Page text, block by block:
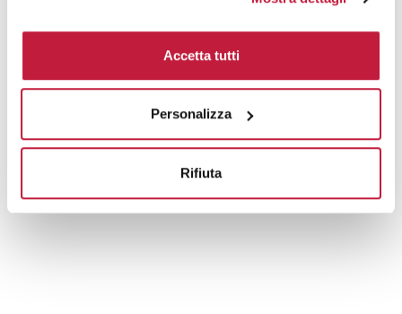
Accetta tutti
Personalizza
Rifiuta
Domande e risposte
Prodotti alternativi